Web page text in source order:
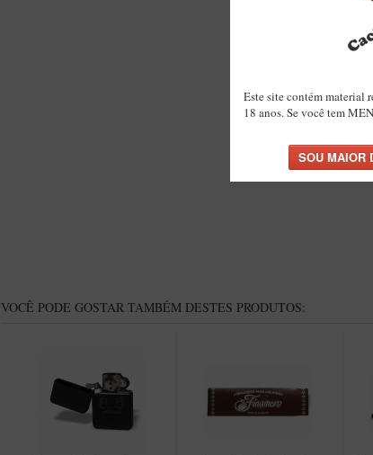
VOCÊ PODE GOSTAR TAMBÉM DESTES PRODUTOS:
Este site contém material
18 anos. Se você tem